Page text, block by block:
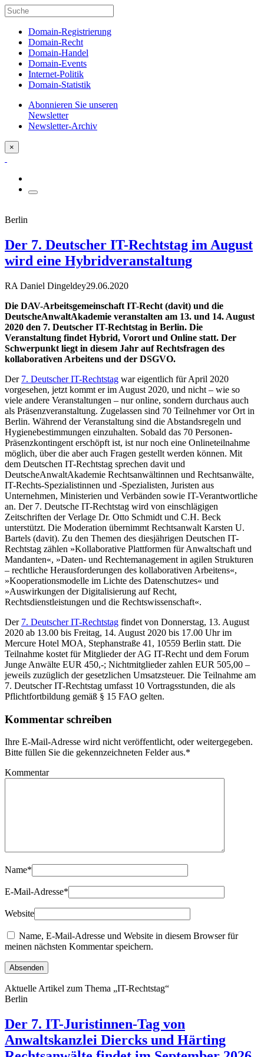
Domain-Registrierung
Domain-Recht
Domain-Handel
Domain-Events
Internet-Politik
Domain-Statistik
Abonnieren Sie unseren
Newsletter
Newsletter-Archiv
×
Berlin
Der 7. Deutscher IT-Rechtstag im August
wird eine Hybridveranstaltung
RA Daniel Dingeldey29.06.2020
Die DAV-Arbeitsgemeinschaft IT-Recht (davit) und die
DeutscheAnwaltAkademie veranstalten am 13. und 14. August
2020 den 7. Deutscher IT-Rechtstag in Berlin. Die
Veranstaltung findet Hybrid, Vorort und Online statt. Der
Schwerpunkt liegt in diesem Jahr auf Rechtsfragen des
kollaborativen Arbeitens und der DSGVO.
Der 7. Deutscher IT-Rechtstag war eigentlich für April 2020
vorgesehen, jetzt kommt er im August 2020, und nicht – wie so
viele andere Veranstaltungen – nur online, sondern durchaus auch
als Präsenzveranstaltung. Zugelassen sind 70 Teilnehmer vor Ort in
Berlin. Während der Veranstaltung sind die Abstandsregeln und
Hygienebestimmungen einzuhalten. Sobald das 70 Personen-
Präsenzkontingent erschöpft ist, ist nur noch eine Onlineteilnahme
möglich, über die aber auch Fragen gestellt werden können. Mit
dem Deutschen IT-Rechtstag sprechen davit und
DeutscheAnwaltAkademie Rechtsanwältinnen und Rechtsanwälte,
IT-Rechts-Spezialistinnen und -Spezialisten, Juristen aus
Unternehmen, Ministerien und Verbänden sowie IT-Verantwortliche
an. Der 7. Deutsche IT-Rechtstag wird von einschlägigen
Zeitschriften der Verlage Dr. Otto Schmidt und C.H. Beck
unterstützt. Die Moderation übernimmt Rechtsanwalt Karsten U.
Bartels (davit). Zu den Themen des diesjährigen Deutschen IT-
Rechtstag zählen »Kollaborative Plattformen für Anwaltschaft und
Mandanten«, »Daten- und Rechtemanagement in agilen Strukturen
– rechtliche Herausforderungen des kollaborativen Arbeitens«,
»Kooperationsmodelle im Lichte des Datenschutzes« und
»Auswirkungen der Digitalisierung auf Recht,
Rechtsdienstleistungen und die Rechtswissenschaft«.
Der 7. Deutscher IT-Rechtstag findet von Donnerstag, 13. August
2020 ab 13.00 bis Freitag, 14. August 2020 bis 17.00 Uhr im
Mercure Hotel MOA, Stephanstraße 41, 10559 Berlin statt. Die
Teilnahme kostet für Mitglieder der AG IT-Recht und dem Forum
Junge Anwälte EUR 450,-; Nichtmitglieder zahlen EUR 505,00 –
jeweils zuzüglich der gesetzlichen Umsatzsteuer. Die Teilnahme am
7. Deutscher IT-Rechtstag umfasst 10 Vortragsstunden, die als
Pflichtfortbildung gemäß § 15 FAO gelten.
Kommentar schreiben
Ihre E-Mail-Adresse wird nicht veröffentlicht, oder weitergegeben.
Bitte füllen Sie die gekennzeichneten Felder aus.*
Kommentar
Name*
E-Mail-Adresse*
Website
Name, E-Mail-Adresse und Website in diesem Browser für
meinen nächsten Kommentar speichern.
Aktuelle Artikel zum Thema „IT-Rechtstag“
Berlin
Der 7. IT-Juristinnen-Tag von
Anwaltskanzlei Diercks und Härting